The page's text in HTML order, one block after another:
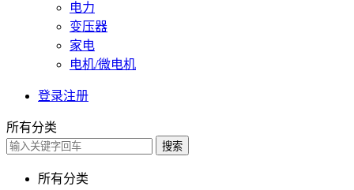
电力
变压器
家电
电机/微电机
登录注册
所有分类
搜索
所有分类